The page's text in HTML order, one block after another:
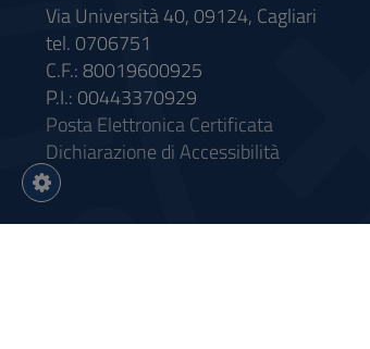
Via Università 40, 09124, Cagliari
tel. 0706751
C.F.: 80019600925
P.I.: 00443370929
Posta Elettronica Certificata
Dichiarazione di Accessibilità
Impostazioni
cookie